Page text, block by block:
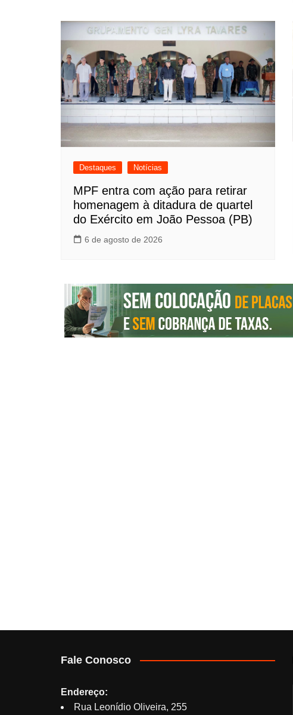
Destaques Notícias
MPF entra com ação para retirar
homenagem à ditadura de quartel
do Exército em João Pessoa (PB)
6 de agosto de 2026
Fale Conosco
Endereço:
Rua Leonídio Oliveira, 255